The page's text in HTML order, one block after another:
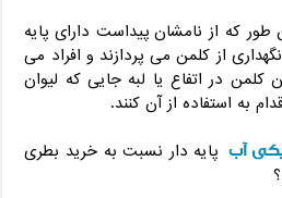
که از نامشان پیداست دارای پایه
از کلمن می پردازند و افراد می
کلمن در اتفاع یا لبه جایی که لیوان
به استفاده از آن کنند.
آب پایه دار نسبت به خرید بطری